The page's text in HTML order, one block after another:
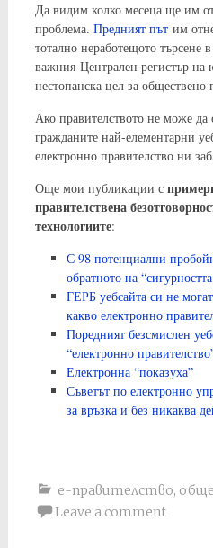
Да видим колко месеца ще им
проблема. Предният пътим
тотално неработещото търсене
важния Централен регистър на
нестопанска цел за обществено
Ако правителството не може да
гражданите най-елементарни
електронно правителство ни
Още мои публикации с
правителствена
технологиите:
С 98 потенциални
обратното на
ГЕРБ уебсайта си не
какво електронно
Поредният безсмислен
“електронно
Електронна “показуха”
Съветът по електронно
за връзка и без никаква
е-правителство,
Leave a comment